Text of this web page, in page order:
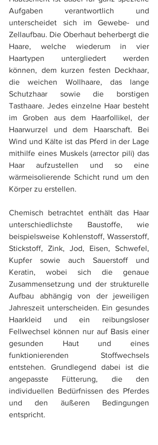
Aufgaben verantwortlich und
unterscheidet sich im Gewebe- und
Zellaufbau. Die Oberhaut beherbergt die
Haare, welche wiederum in vier
Haartypen untergliedert werden
können, dem kurzen festen Deckhaar,
die weichen Wollhaare, das lange
Schutzhaar sowie die borstigen
Tasthaare. Jedes einzelne Haar besteht
im Groben aus dem Haarfollikel, der
Haarwurzel und dem Haarschaft. Bei
Wind und Kälte ist das Pferd in der Lage
mithilfe eines Muskels (arrector pili) das
Haar aufzustellen und so eine
wärmeisolierende Schicht rund um den
Körper zu erstellen.
Chemisch betrachtet enthält das Haar
unterschiedlichste Baustoffe, wie
beispielsweise Kohlenstoff, Wasserstoff,
Stickstoff, Zink, Jod, Eisen, Schwefel,
Kupfer sowie auch Sauerstoff und
Keratin, wobei sich die genaue
Zusammensetzung und der strukturelle
Aufbau abhängig von der jeweiligen
Jahreszeit unterscheiden. Ein gesundes
Haarkleid und ein reibungsloser
Fellwechsel können nur auf Basis einer
gesunden Haut und eines
funktionierenden Stoffwechsels
entstehen. Grundlegend dabei ist die
angepasste Fütterung, die den
individuellen Bedürfnissen des Pferdes
und den äußeren Bedingungen
entspricht.